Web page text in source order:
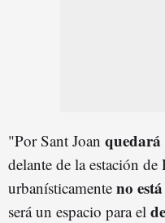
"Por Sant Joan quedará
delante de la estación de
urbanísticamente no
será un espacio para el